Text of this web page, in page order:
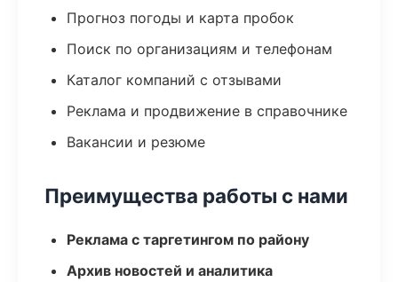
Прогноз погоды и карта пробок
Поиск по организациям и телефонам
Каталог компаний с отзывами
Реклама и продвижение в справочнике
Вакансии и резюме
Преимущества работы с нами
Реклама с таргетингом по району
Архив новостей и аналитика